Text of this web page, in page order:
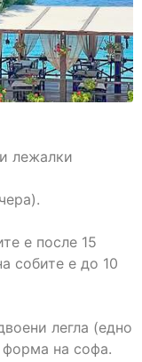
лежалки
е после 15
собите е до 10
легла (едно
форма на софа.